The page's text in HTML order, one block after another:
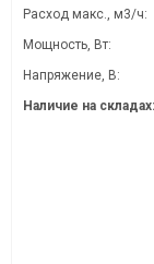
Расход макс., м3/ч:
Мощность, Вт:
Напряжение, В:
Наличие на складах: